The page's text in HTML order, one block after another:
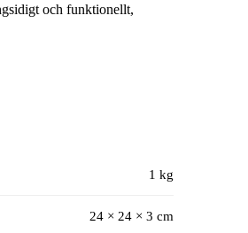
och funktionellt,
1 kg
24 × 24 × 3 cm